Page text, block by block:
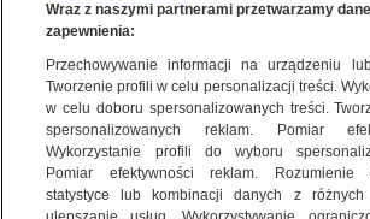
Wraz z naszymi partnerami przetwarzamy
zapewnienia:
Przechowywanie informacji na urządzeniu
Tworzenie profili w celu personalizacji treści.
w celu doboru spersonalizowanych treści.
spersonalizowanych reklam. Pomiar
Wykorzystanie profili do wyboru
Pomiar efektywności reklam. Rozumienie
statystyce lub kombinacji danych z